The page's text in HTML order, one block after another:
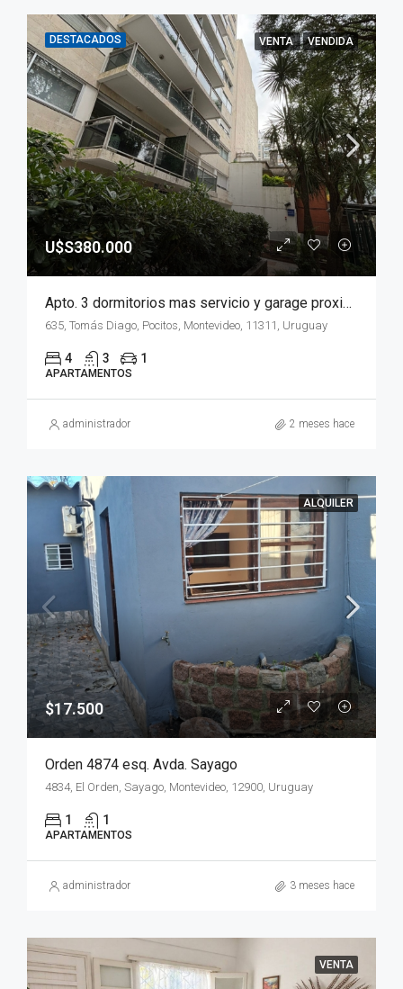
DESTACADOS VENTA VENDIDA
U$S380.000
Apto. 3 dormitorios mas servicio y garage proximo a Parque Villa Biarritz
635, Tomás Diago, Pocitos, Montevideo, 11311, Uruguay
4 3 1
APARTAMENTOS
administrador 2 meses hace
ALQUILER
$17.500
Orden 4874 esq. Avda. Sayago
4834, El Orden, Sayago, Montevideo, 12900, Uruguay
1 1
APARTAMENTOS
administrador 3 meses hace
VENTA